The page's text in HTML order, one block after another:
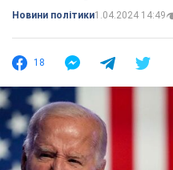
Новини політики1.04.2024 14:49
18